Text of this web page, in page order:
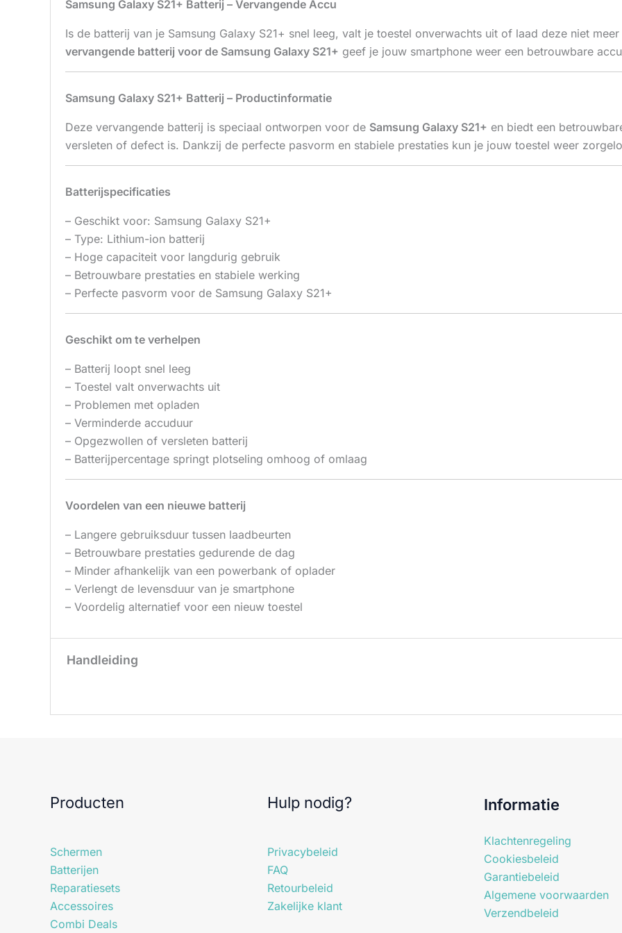
Samsung Galaxy S21+ Batterij – Vervangende Accu
Is de batterij van je Samsung Galaxy S21+ snel leeg, valt je toestel onverwachts uit of laad deze niet
vervangende batterij voor de Samsung Galaxy S21+ geef je jouw smartphone weer een betrouwbare
Samsung Galaxy S21+ Batterij – Productinformatie
Deze vervangende batterij is speciaal ontworpen voor de Samsung Galaxy S21+ en biedt een
versleten of defect is. Dankzij de perfecte pasvorm en stabiele prestaties kun je jouw toestel weer
Batterijspecificaties
– Geschikt voor: Samsung Galaxy S21+
– Type: Lithium-ion batterij
– Hoge capaciteit voor langdurig gebruik
– Betrouwbare prestaties en stabiele werking
– Perfecte pasvorm voor de Samsung Galaxy S21+
Geschikt om te verhelpen
– Batterij loopt snel leeg
– Toestel valt onverwachts uit
– Problemen met opladen
– Verminderde accuduur
– Opgezwollen of versleten batterij
– Batterijpercentage springt plotseling omhoog of omlaag
Voordelen van een nieuwe batterij
– Langere gebruiksduur tussen laadbeurten
– Betrouwbare prestaties gedurende de dag
– Minder afhankelijk van een powerbank of oplader
– Verlengt de levensduur van je smartphone
– Voordelig alternatief voor een nieuw toestel
Handleiding
Producten
Schermen
Batterijen
Reparatiesets
Accessoires
Combi Deals
Hulp nodig?
Privacybeleid
FAQ
Retourbeleid
Zakelijke klant
Informatie
Klachtenregeling
Cookiesbeleid
Garantiebeleid
Algemene voorwaarden
Verzendbeleid